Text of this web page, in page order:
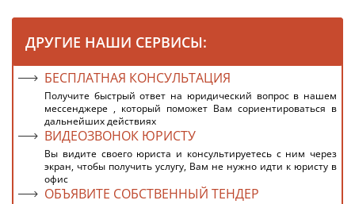
ДРУГИЕ НАШИ СЕРВИСЫ:
БЕСПЛАТНАЯ КОНСУЛЬТАЦИЯ
Получите быстрый ответ на юридический вопрос в нашем
мессенджере , который поможет Вам сориентироваться в
дальнейших действиях
ВИДЕОЗВОНОК ЮРИСТУ
Вы видите своего юриста и консультируетесь с ним через
экран, чтобы получить услугу, Вам не нужно идти к юристу в
офис
ОБЪЯВИТЕ СОБСТВЕННЫЙ ТЕНДЕР